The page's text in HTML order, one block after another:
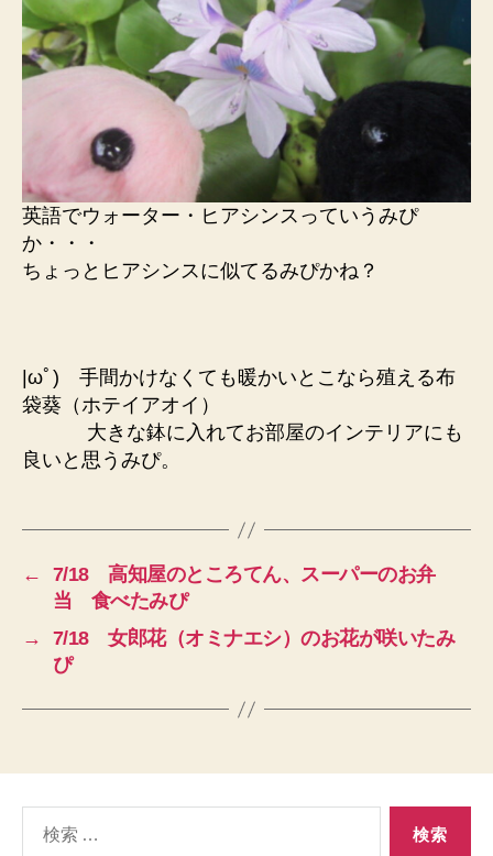
英語でウォーター・ヒアシンスっていうみぴ
か・・・
ちょっとヒアシンスに似てるみぴかね？
|ωﾟ) 手間かけなくても暖かいとこなら殖える布
袋葵（ホテイアオイ）
大きな鉢に入れてお部屋のインテリアにも
良いと思うみぴ。
←
7/18 高知屋のところてん、スーパーのお弁
当 食べたみぴ
→
7/18 女郎花（オミナエシ）のお花が咲いたみ
ぴ